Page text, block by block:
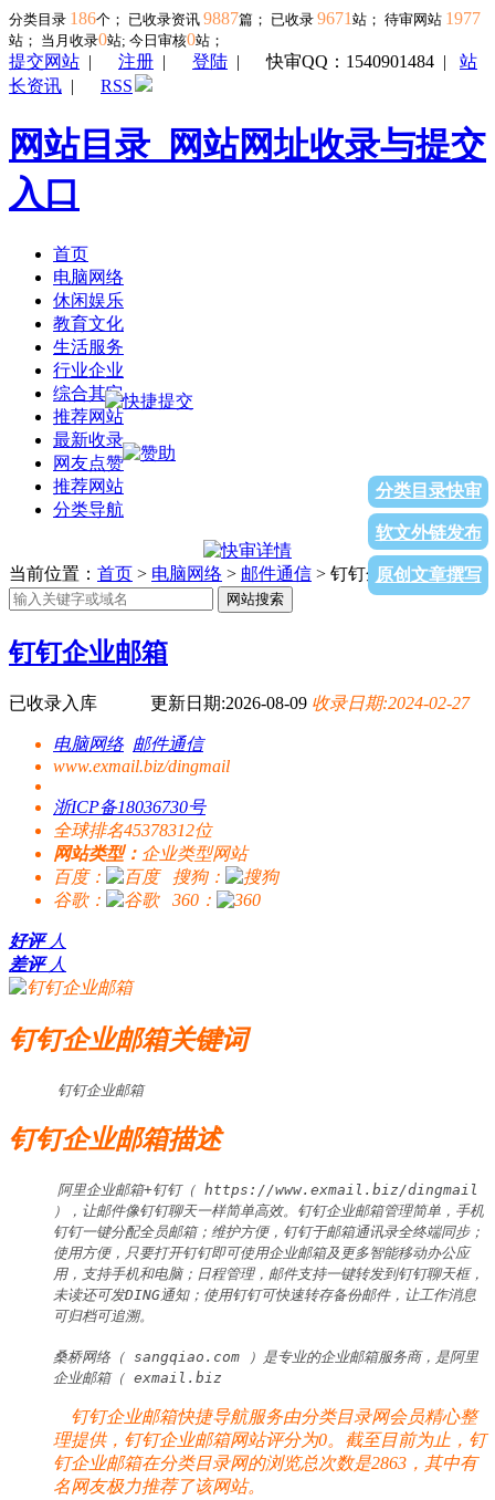
分类目录 186个； 已收录资讯 9887篇； 已收录 9671 站； 待审网站 1977
站； 当月收录0站; 今日审核0站；
提交网站 | 注册 | 登陆 |快审QQ：1540901484 | 站
长资讯 | RSS
网站目录_网站网址收录与提交
入口
首页
电脑网络
休闲娱乐
教育文化
生活服务
行业企业
综合其它
推荐网站
最新收录
网友点赞
推荐网站
分类导航
分类目录快审
软文外链发布
原创文章撰写
当前位置： 首页 > 电脑网络 > 邮件通信 > 钉钉企业邮箱
网站搜索
钉钉企业邮箱
已收录入库 更新日期:2026-08-09 收录日期:2024-02-27
电脑网络 邮件通信
www.exmail.biz/dingmail
浙ICP备18036730号
全球排名45378312位
网站类型： 企业类型网站
百度：
搜狗：
谷歌：
360：
好评 人
差评 人
钉钉企业邮箱关键词
钉钉企业邮箱
钉钉企业邮箱描述
阿里企业邮箱+钉钉（ https://www.exmail.biz/dingmail
），让邮件像钉钉聊天一样简单高效。钉钉企业邮箱管理简单，手机
钉钉一键分配全员邮箱；维护方便，钉钉于邮箱通讯录全终端同步；
使用方便，只要打开钉钉即可使用企业邮箱及更多智能移动办公应
用，支持手机和电脑；日程管理，邮件支持一键转发到钉钉聊天框，
未读还可发DING通知；使用钉钉可快速转存备份邮件，让工作消息
可归档可追溯。
桑桥网络（ sangqiao.com ）是专业的企业邮箱服务商，是阿里
企业邮箱（ exmail.biz
钉钉企业邮箱快捷导航服务由分类目录网会员精心整
理提供，钉钉企业邮箱网站评分为0。截至目前为止，钉
钉企业邮箱在分类目录网的浏览总次数是2863，其中有
名网友极力推荐了该网站。